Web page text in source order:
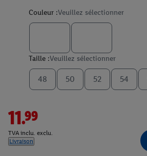
Couleur :Veuillez sélectionner
Taille :Veuillez sélectionner
48 50 52 54
11.99
TVA inclu. exclu.
Livraison